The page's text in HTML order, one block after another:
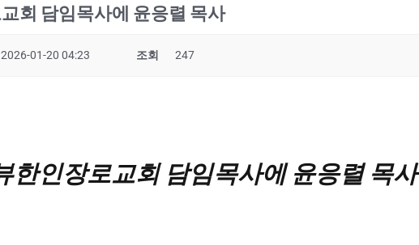
회 담임목사에 윤응렬 목사
2026-01-20 04:23 조회 247
한인장로교회 담임목사에 윤응렬 목사